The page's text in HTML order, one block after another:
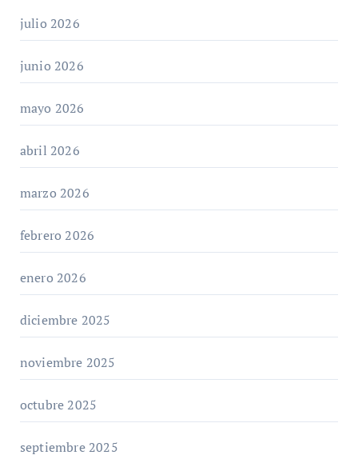
julio 2026
junio 2026
mayo 2026
abril 2026
marzo 2026
febrero 2026
enero 2026
diciembre 2025
noviembre 2025
octubre 2025
septiembre 2025